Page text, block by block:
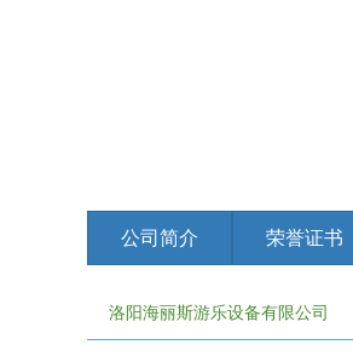
洛阳海丽斯游乐设备有限公司
公司简介 荣誉证书